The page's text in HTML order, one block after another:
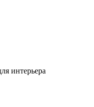
интерьера